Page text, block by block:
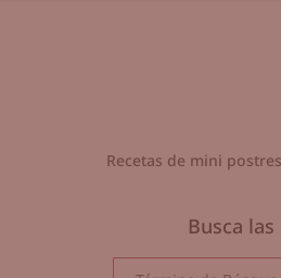
Recetas de mini
Busca